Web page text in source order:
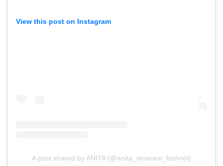
View this post on Instagram
A post shared by ANITA (@anita_dinaram_bishnoi)